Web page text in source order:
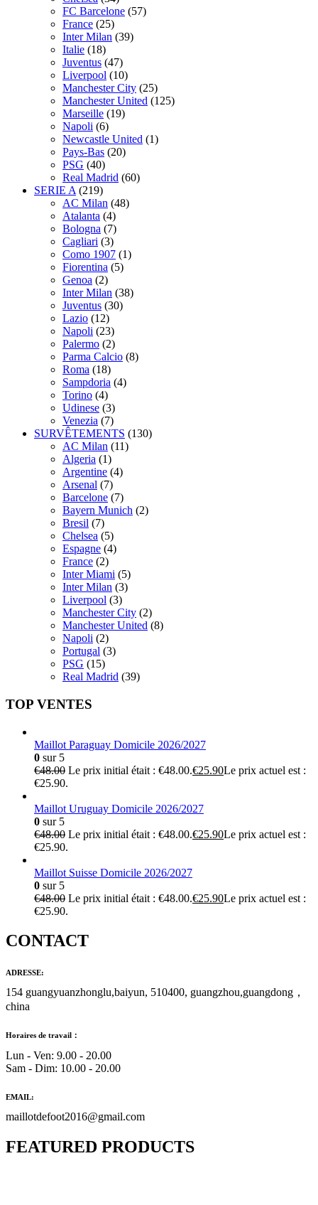
FC Barcelone (57)
France (25)
Inter Milan (39)
Italie (18)
Juventus (47)
Liverpool (10)
Manchester City (25)
Manchester United (125)
Marseille (19)
Napoli (6)
Newcastle United (1)
Pays-Bas (20)
PSG (40)
Real Madrid (60)
SERIE A (219)
AC Milan (48)
Atalanta (4)
Bologna (7)
Cagliari (3)
Como 1907 (1)
Fiorentina (5)
Genoa (2)
Inter Milan (38)
Juventus (30)
Lazio (12)
Napoli (23)
Palermo (2)
Parma Calcio (8)
Roma (18)
Sampdoria (4)
Torino (4)
Udinese (3)
Venezia (7)
SURVÊTEMENTS (130)
AC Milan (11)
Algeria (1)
Argentine (4)
Arsenal (7)
Barcelone (7)
Bayern Munich (2)
Bresil (7)
Chelsea (5)
Espagne (4)
France (2)
Inter Miami (5)
Inter Milan (3)
Liverpool (3)
Manchester City (2)
Manchester United (8)
Napoli (2)
Portugal (3)
PSG (15)
Real Madrid (39)
TOP VENTES
Maillot Paraguay Domicile 2026/2027
0 sur 5
€48.00 Le prix initial était : €48.00.€25.90Le prix actuel est :
€25.90.
Maillot Uruguay Domicile 2026/2027
0 sur 5
€48.00 Le prix initial était : €48.00.€25.90Le prix actuel est :
€25.90.
Maillot Suisse Domicile 2026/2027
0 sur 5
€48.00 Le prix initial était : €48.00.€25.90Le prix actuel est :
€25.90.
CONTACT
ADRESSE:
154 guangyuanzhonglu,baiyun, 510400, guangzhou,guangdong，
china
Horaires de travail：
Lun - Ven: 9.00 - 20.00
Sam - Dim: 10.00 - 20.00
EMAIL:
maillotdefoot2016@gmail.com
FEATURED PRODUCTS